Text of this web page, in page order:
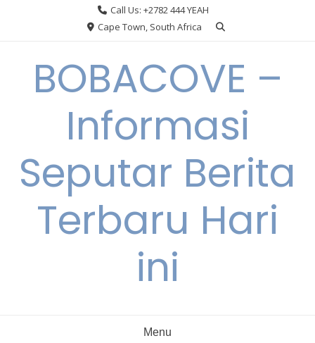
Call Us: +2782 444 YEAH
Cape Town, South Africa
BOBACOVE –
Informasi
Seputar Berita
Terbaru Hari
ini
Menu